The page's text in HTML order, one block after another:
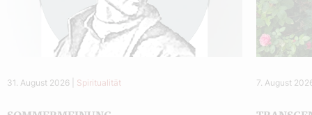
31. August 2026 Spiritualität 7. August